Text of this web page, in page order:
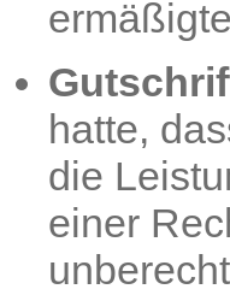
hatte,
die
einer